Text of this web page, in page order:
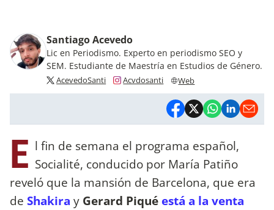
Santiago Acevedo
Lic en Periodismo. Experto en periodismo SEO y
SEM. Estudiante de Maestría en Estudios de Género.
AcevedoSanti Acvdosanti Web
E l fin de semana el programa español,
Socialité, conducido por María Patiño
reveló que la mansión de Barcelona, que era
de Shakira y Gerard Piqué está a la venta